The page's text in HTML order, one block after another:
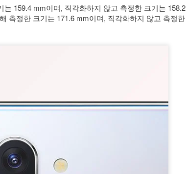
159.4 mm이며, 직각화하지 않고 측정한 크기는 158.2
측정한 크기는 171.6 mm이며, 직각화하지 않고 측정한